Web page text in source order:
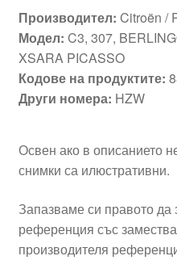
Производител: Citroën /
Модел: C3, 307,
XSARA PICASSO
Кодове на продуктите:
Други номера: HZW
Освен ако в описанието
снимки са илюстративни.
Запазваме си правото
референция със
производителя